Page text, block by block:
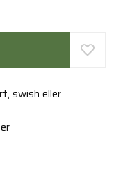
swish eller